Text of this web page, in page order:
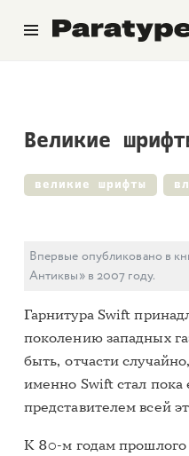
Паратайп
Великие
великие шрифты
Впервые опубликовано в
Антиквы» в 2007 году.
Гарнитура Swift
поколению западных
быть, отчасти
именно Swift стал
представителем всей
К 80-м годам